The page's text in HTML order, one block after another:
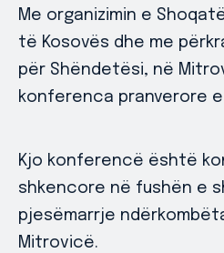
Me organizimin e
të Kosovës dhe me
për Shëndetësi, në
konferenca pranverore
Kjo konferencë është
shkencore në fushën e
pjesëmarrje
Mitrovicë.